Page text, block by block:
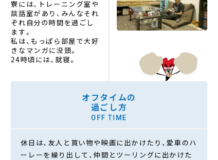
寮には、トレーニング室や
談話室があり、 みんなそれ
ぞれ自分の時間を過ごし
ます。
私は、もっぱら部屋で大好
きなマンガに没頭。
24時頃には、就寝。
オフタイムの
過ごし方
OFF TIME
休日は、友人と買い物や映画に出かけたり、愛車のハ
ーレーを繰り出して、仲間とツーリングに出かけた